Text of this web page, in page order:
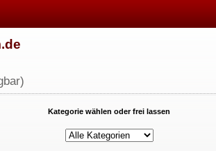
Kategorie wählen oder frei lassen